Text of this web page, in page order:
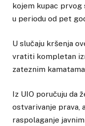
kojem kupac
u periodu od pet
U slučaju kršenja
vratiti kompletan
zateznim
Iz UIO poručuju da
ostvarivanje prava,
raspolaganje